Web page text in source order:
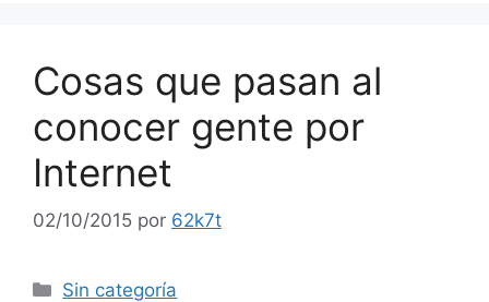
Cosas que pasan al
conocer gente por
Internet
02/10/2015 por 62k7t
Categorías
Sin categoría